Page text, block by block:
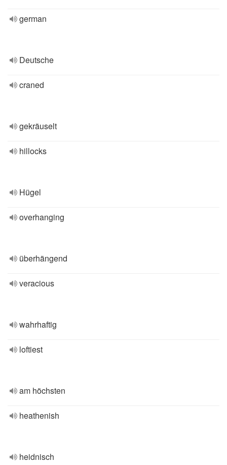
german
Deutsche
craned
gekräuselt
hillocks
Hügel
overhanging
überhängend
veracious
wahrhaftig
loftiest
am höchsten
heathenish
heidnisch